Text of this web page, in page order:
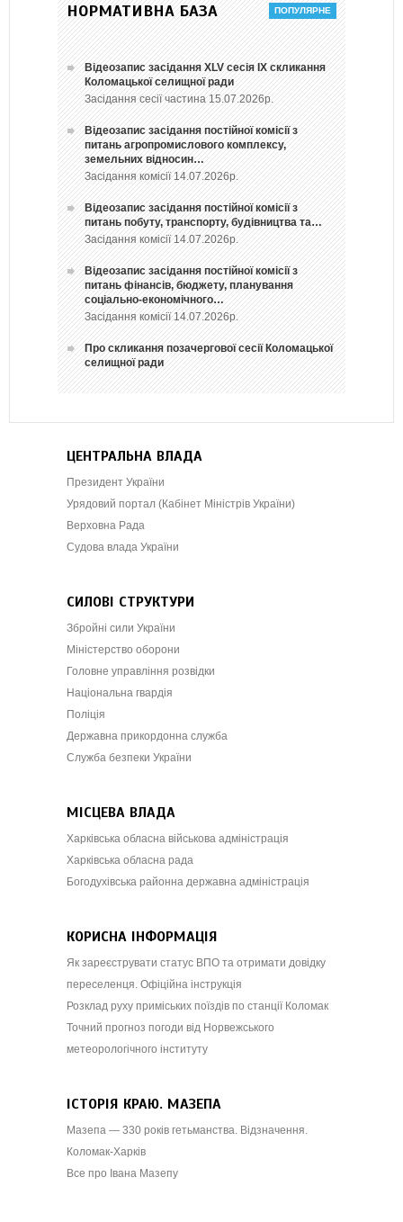
НОРМАТИВНА БАЗА
Відеозапис засідання ХLV сесія ІХ скликання
Коломацької селищної ради
Засідання сесії частина 15.07.2026р.
Відеозапис засідання постійної комісії з
питань агропромислового комплексу,
земельних відносин…
Засідання комісії 14.07.2026р.
Відеозапис засідання постійної комісії з
питань побуту, транспорту, будівництва та…
Засідання комісії 14.07.2026р.
Відеозапис засідання постійної комісії з
питань фінансів, бюджету, планування
соціально-економічного…
Засідання комісії 14.07.2026р.
Про скликання позачергової сесії Коломацької
селищної ради
ЦЕНТРАЛЬНА ВЛАДА
Президент України
Урядовий портал (Кабінет Міністрів України)
Верховна Рада
Судова влада України
СИЛОВІ СТРУКТУРИ
Збройні сили України
Міністерство оборони
Головне управління розвідки
Національна гвардія
Поліція
Державна прикордонна служба
Служба безпеки України
МІСЦЕВА ВЛАДА
Харківська обласна військова адміністрація
Харківська обласна рада
Богодухівська районна державна адміністрація
КОРИСНА ІНФОРМАЦІЯ
Як зареєструвати статус ВПО та отримати довідку
переселенця. Офіційна інструкція
Розклад руху приміських поїздів по станції Коломак
Точний прогноз погоди від Норвежського
метеорологічного інституту
ІСТОРІЯ КРАЮ. МАЗЕПА
Мазепа — 330 років гетьманства. Відзначення.
Коломак-Харків
Все про Івана Мазепу